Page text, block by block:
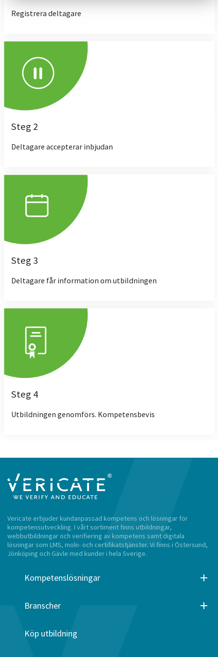
Registrera deltagare
Steg 2
Deltagare accepterar inbjudan
Steg 3
Deltagare får information om utbildningen
Steg 4
Utbildningen genomförs. Kompetensbevis
Vericate erbjuder kundanpassad kompetens och lösningar för
kompetensutveckling. I vårt sortiment finns utbildningar,
webbutbildningar och verifiering av kompetens samt digitala
lösningar som LMS, moln- och certifikatstjänster. Vi finns i Östersund,
Jönköping och Gävle med kunder i hela Sverige.
Kompetenslösningar
Branscher
Köp utbildning